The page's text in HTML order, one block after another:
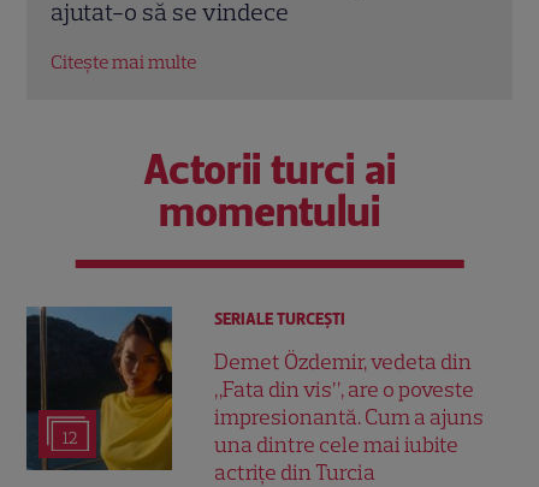
Actorii turci ai
momentului
12
SERIALE TURCEŞTI
Demet Özdemir, vedeta din
„Fata din vis”, are o poveste
impresionantă. Cum a ajuns
una dintre cele mai iubite
actrițe din Turcia